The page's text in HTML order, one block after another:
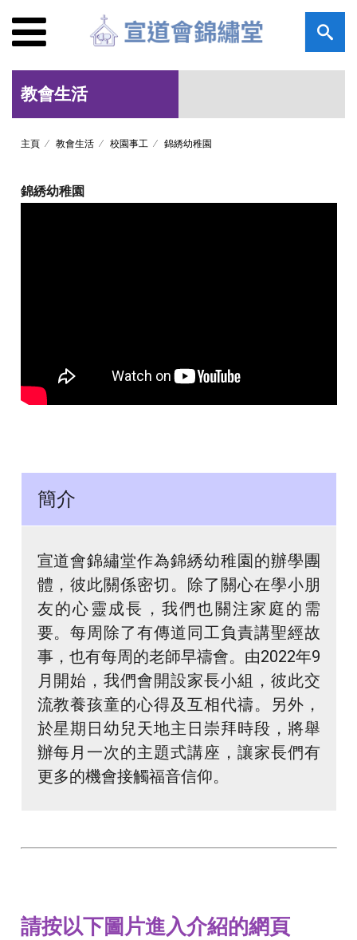
教會生活
主頁 教會生活 校園事工 錦綉幼稚園
錦綉幼稚園
簡介
宣道會錦繡堂作為錦綉幼稚園的辦學團
體，彼此關係密切。除了關心在學小朋
友的心靈成長，我們也關注家庭的需
要。每周除了有傳道同工負責講聖經故
事，也有每周的老師早禱會。由2022年9
月開始，我們會開設家長小組，彼此交
流教養孩童的心得及互相代禱。另外，
於星期日幼兒天地主日崇拜時段，將舉
辦每月一次的主題式講座，讓家長們有
更多的機會接觸福音信仰。
請按以下圖片進入介紹的網頁